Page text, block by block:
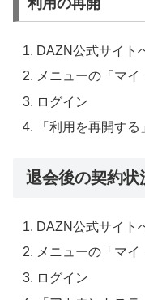
利用の再開
DAZN公式サイト
メニューの「マ
ログイン
「利用を再開する
退会後の契約状
DAZN公式サイト
メニューの「マ
ログイン